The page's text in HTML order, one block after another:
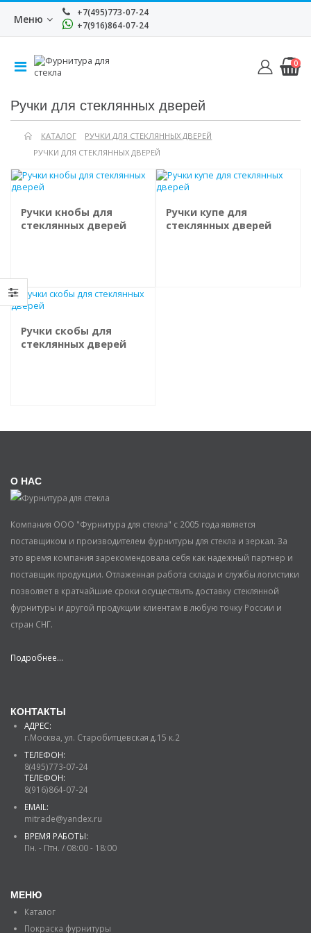
Меню
+7(495)773-07-24
+7(916)864-07-24
0
Ручки для стеклянных дверей
КАТАЛОГ
РУЧКИ ДЛЯ СТЕКЛЯННЫХ ДВЕРЕЙ
РУЧКИ ДЛЯ СТЕКЛЯННЫХ ДВЕРЕЙ
Ручки кнобы для
стеклянных дверей
Ручки купе для
стеклянных дверей
Ручки скобы для
стеклянных дверей
О НАС
Компания ООО "Фурнитура для стекла" с 2005 года является
поставщиком и производителем фурнитуры для стекла и зеркал. За
это время компания зарекомендовала себя как надежный партнер и
поставщик продукции. Отлаженная работа склада и службы логистики
позволяет в кратчайшие сроки осуществить доставку стеклянной
фурнитуры и другой продукции клиентам в любую точку России и
стран СНГ.
Подробнее...
КОНТАКТЫ
АДРЕС:
г.Москва, ул. Старобитцевская д.15 к.2
ТЕЛЕФОН:
8(495)773-07-24
ТЕЛЕФОН:
8(916)864-07-24
EMAIL:
mitrade@yandex.ru
ВРЕМЯ РАБОТЫ:
Пн. - Птн. / 08:00 - 18:00
МЕНЮ
Каталог
Покраска фурнитуры